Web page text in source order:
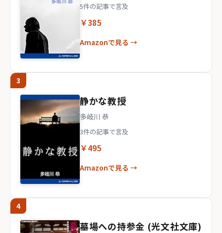
5件の記事で言及
￥385
Amazonで見る →
3
静かな教授
多岐川 恭
3件の記事で言及
￥495
Amazonで見る →
4
墓場への持参金 (光文社文庫)